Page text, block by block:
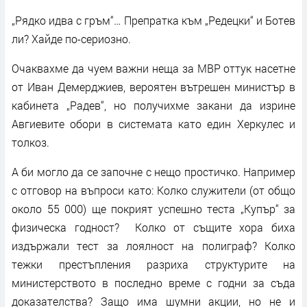
„Рядко идва с гръм“… Препратка към „Редецки“ и Ботев
ли? Хайде по-сериозно.
Очаквахме да чуем важни неща за МВР оттук насетне
от Иван Демерджиев, вероятен вътрешен министър в
кабинета „Радев“, но получихме закани да изрине
Авгиевите обори в системата като един Херкулес и
толкоз.
А би могло да се започне с нещо простичко. Например
с отговор на въпроси като: Колко служители (от общо
около 55 000) ще покрият успешно теста „Купър“ за
физическа годност? Колко от същите хора биха
издържали тест за лоялност на полиграф? Колко
тежки престъпления разриха структурите на
министерството в последно време с годни за съда
доказателства? Защо има шумни акции, но не и